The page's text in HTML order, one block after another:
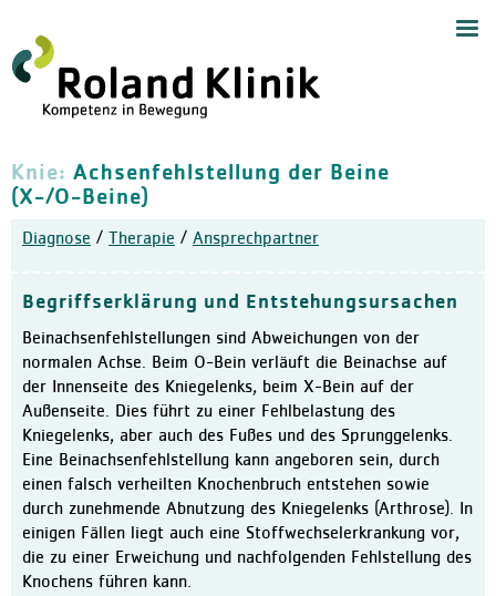
Knie: Achsenfehlstellung der Beine
(X-/O-Beine)
Diagnose / Therapie / Ansprechpartner
Begriffserklärung und Entstehungsursachen
Beinachsenfehlstellungen sind Abweichungen von der
normalen Achse. Beim O-Bein verläuft die Beinachse auf
der Innenseite des Kniegelenks, beim X-Bein auf der
Außenseite. Dies führt zu einer Fehlbelastung des
Kniegelenks, aber auch des Fußes und des Sprunggelenks.
Eine Beinachsenfehlstellung kann angeboren sein, durch
einen falsch verheilten Knochenbruch entstehen sowie
durch zunehmende Abnutzung des Kniegelenks (Arthrose). In
einigen Fällen liegt auch eine Stoffwechselerkrankung vor,
die zu einer Erweichung und nachfolgenden Fehlstellung des
Knochens führen kann.
Start
Handchirurgie
Schmerztherapie mit
Anästhesiologie und
Orthopädie und
Ambulantes Zentrum
Physiotherapie
Therapie-Mediathek